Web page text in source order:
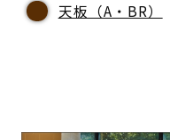
天板（A・BR）